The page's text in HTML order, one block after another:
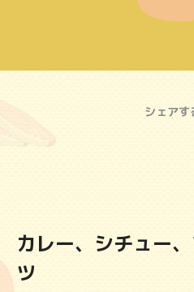
シェアす
カレー、シチュー
ツ